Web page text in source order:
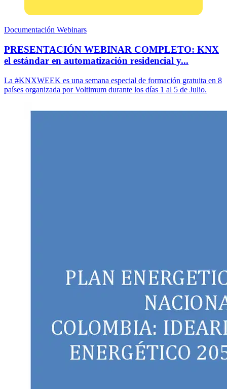
Documentación Webinars
PRESENTACIÓN WEBINAR COMPLETO: KNX
el estándar en automatización residencial y...
La #KNXWEEK es una semana especial de formación gratuita en 8
países organizada por Voltimum durante los días 1 al 5 de Julio.